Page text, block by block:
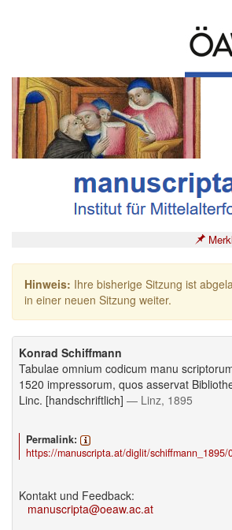
Hinweis: Ihre bisherige Sitzung ist
in einer neuen Sitzung weiter.
Konrad Schiffmann
Tabulae omnium codicum manu
1520 impressorum, quos asservat
Linc. [handschriftlich] — Linz, 1895
Permalink:
https://manuscripta.at/diglit/schiffmann_1895/
Kontakt und Feedback:
manuscripta@oeaw.ac.at